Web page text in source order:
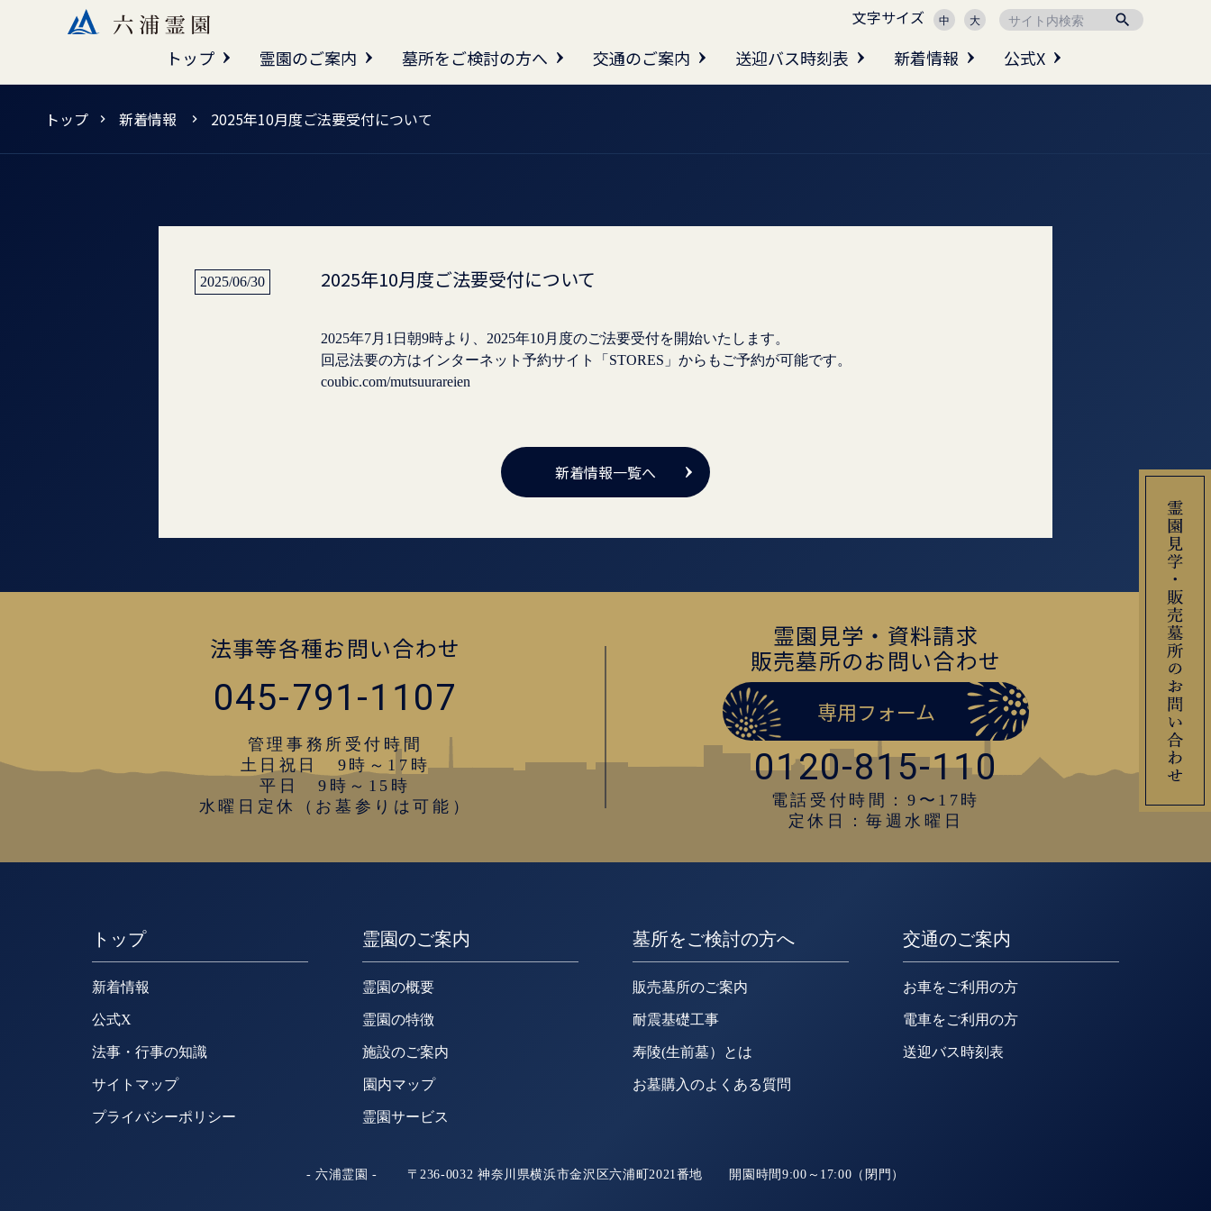

文字サイズ 中 大
トップ 霊園のご案内 墓所をご検討の方へ 交通のご案内 送迎バス時刻表 新着情報 公式X
トップ 新着情報 2025年10月度ご法要受付について
2025/06/30 2025年10月度ご法要受付について
2025年7月1日朝9時より、2025年10月度のご法要受付を開始いたします。
coubic.com/mutsuurareien
新着情報一覧へ
法事等各種お問い合わせ
045-791-1107
管理事務所受付時間
土日祝日 9時～17時
平日 9時～15時
水曜日定休（お墓参りは可能）
霊園見学・資料請求
販売墓所のお問い合わせ
専用フォーム
0120-815-110
電話受付時間：9〜17時
定休日：毎週水曜日
トップ
新着情報
公式X
法事・行事の知識
サイトマップ
プライバシーポリシー
霊園のご案内
霊園の概要
霊園の特徴
施設のご案内
園内マップ
霊園サービス
墓所をご検討の方へ
販売墓所のご案内
耐震基礎工事
寿陵(生前墓）とは
お墓購入のよくある質問
交通のご案内
お車をご利用の方
電車をご利用の方
送迎バス時刻表
- 六浦霊園 - 〒236-0032 神奈川県横浜市金沢区六浦町2021番地 開園時間9:00～17:00（閉門）